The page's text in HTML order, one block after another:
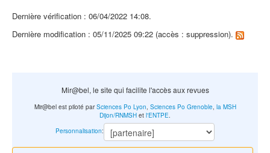
Dernière vérification : 06/04/2022 14:08.
Dernière modification : 05/11/2025 09:22 (accès : suppression).
Mir@bel, le site qui facilite l'accès aux revues
Mir@bel est piloté parSciences Po Lyon Sciences Po Grenoble, la MSH
Dijon/RNMSH et l'ENTPE
Personnalisation: